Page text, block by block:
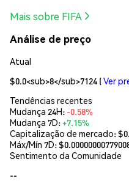
Mais sobre FIFA
Análise de preço
Atual
$0.0<sub>8</sub>7124 (Ver
Tendências recentes
Mudança 24H: -0.58%
Mudança 7D:+7.15%
Capitalização de mercado:
Máx/Mín 7D: $
Sentimento da Comunidade
--